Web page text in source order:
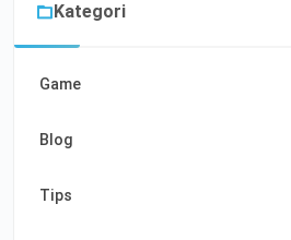
Kategori
Game
Blog
Tips